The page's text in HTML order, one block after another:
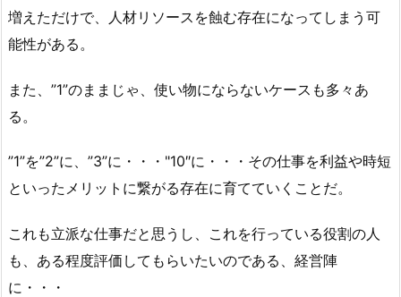
増えただけで、人材リソースを蝕む存在になってしまう可
能性がある。
また、”1”のままじゃ、使い物にならないケースも多々あ
る。
”1”を”2”に、”3”に・・・"10″に・・・その仕事を利益や時短
といったメリットに繋がる存在に育てていくことだ。
これも立派な仕事だと思うし、これを行っている役割の人
も、ある程度評価してもらいたいのである、経営陣
に・・・